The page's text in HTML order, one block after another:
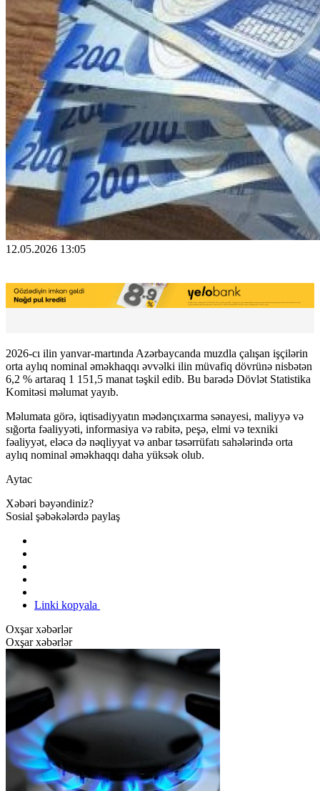
12.05.2026 13:05
2026-cı ilin yanvar-martında Azərbaycanda muzdla çalışan işçilərin
orta aylıq nominal əməkhaqqı əvvəlki ilin müvafiq dövrünə nisbətən
6,2 % artaraq 1 151,5 manat təşkil edib. Bu barədə Dövlət Statistika
Komitəsi məlumat yayıb.
Məlumata görə, iqtisadiyyatın mədənçıxarma sənayesi, maliyyə və
sığorta fəaliyyəti, informasiya və rabitə, peşə, elmi və texniki
fəaliyyət, eləcə də nəqliyyat və anbar təsərrüfatı sahələrində orta
aylıq nominal əməkhaqqı daha yüksək olub.
Aytac
Xəbəri bəyəndiniz?
Sosial şəbəkələrdə paylaş
Linki kopyala
Oxşar xəbərlər
Oxşar xəbərlər